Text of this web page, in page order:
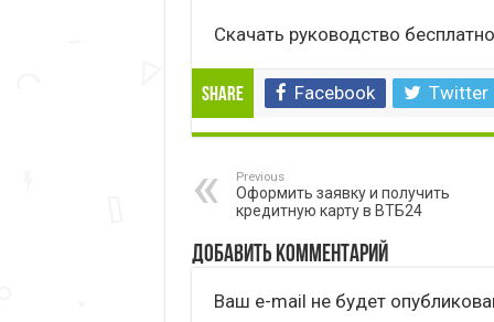
Скачать руководство бесплатно
Share Facebook Twitter
Previous
Оформить заявку и получить
кредитную карту в ВТБ24
Добавить комментарий
Ваш e-mail не будет